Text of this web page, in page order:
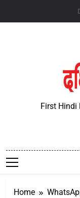
First Hindi
Home